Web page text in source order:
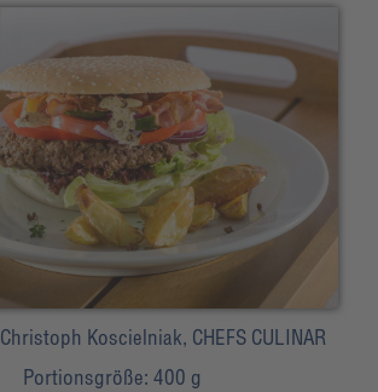
Christoph Koscielniak, CHEFS CULINAR
Portionsgröße:400 g